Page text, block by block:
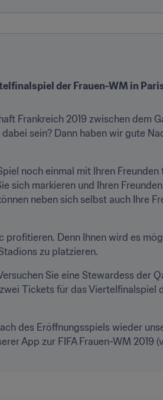
der Frauen-WM in
Frankreich 2019 zwischen dem
sein? Dann haben wir gute
noch einmal mit Ihren Freunden
sich markieren und Ihren
neben sich selbst auch Ihre
Denn Ihnen wird es
zu platzieren.
Sie eine Stewardess der
Tickets für das Viertelfinalspiel
des Eröffnungsspiels wieder
App zur FIFA Frauen-WM 2019